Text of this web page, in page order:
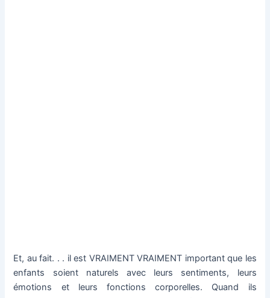
Et, au fait. . . il est VRAIMENT VRAIMENT important que les
enfants soient naturels avec leurs sentiments, leurs
émotions et leurs fonctions corporelles. Quand ils